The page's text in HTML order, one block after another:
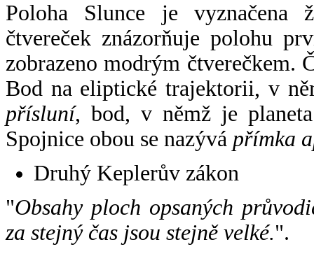
Poloha Slunce je vyznačena
čtvereček znázorňuje polohu
zobrazeno modrým čtverečkem.
Bod na eliptické trajektorii, v
přísluní, bod, v němž je
Spojnice obou se nazývá přímka
Druhý Keplerův zákon
"Obsahy ploch opsaných
za stejný čas jsou stejně velké.".